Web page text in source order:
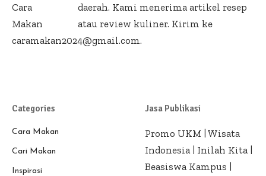
daerah. Kami menerima artikel resep
atau review kuliner. Kirim ke
caramakan2024@gmail.com.
Categories
Cara Makan
Cari Makan
Inspirasi
Jasa Publikasi
Promo UKM | Wisata
Indonesia | Inilah Kita |
Beasiswa Kampus |